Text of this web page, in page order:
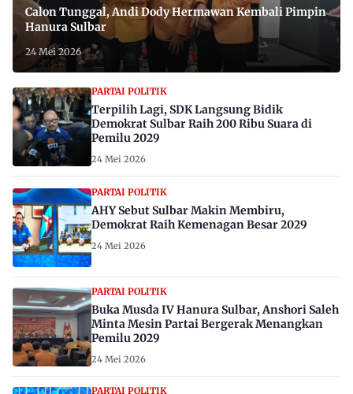
Calon Tunggal, Andi Dody Hermawan Kembali Pimpin
Hanura Sulbar
24 Mei 2026
PARTAI POLITIK
Terpilih Lagi, SDK Langsung Bidik
Demokrat Sulbar Raih 200 Ribu Suara di
Pemilu 2029
24 Mei 2026
PARTAI POLITIK
AHY Sebut Sulbar Makin Membiru,
Demokrat Raih Kemenagan Besar 2029
24 Mei 2026
PARTAI POLITIK
Buka Musda IV Hanura Sulbar, Anshori Saleh
Minta Mesin Partai Bergerak Menangkan
Pemilu 2029
24 Mei 2026
PARTAI POLITIK